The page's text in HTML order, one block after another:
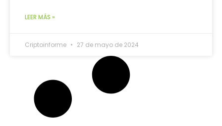
LEER MÁS »
Criptoinforme 27 de mayo de 2024